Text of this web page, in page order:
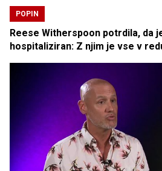
POPIN
Reese Witherspoon potrdila, da
hospitaliziran: Z njim je vse v